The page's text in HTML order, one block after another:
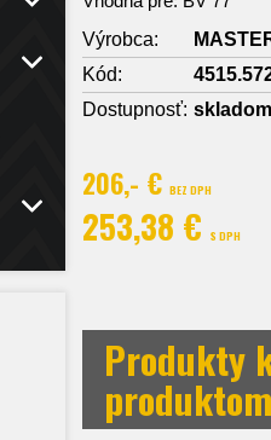
Výrobca:
Kód:
Dostupnosť: skladom
206,- € BEZ DPH
253,38 € S DPH
Produkty
produktom